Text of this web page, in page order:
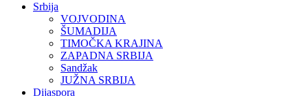
Srbija
VOJVODINA
ŠUMADIJA
TIMOČKA KRAJINA
ZAPADNA SRBIJA
Sandžak
JUŽNA SRBIJA
Dijaspora